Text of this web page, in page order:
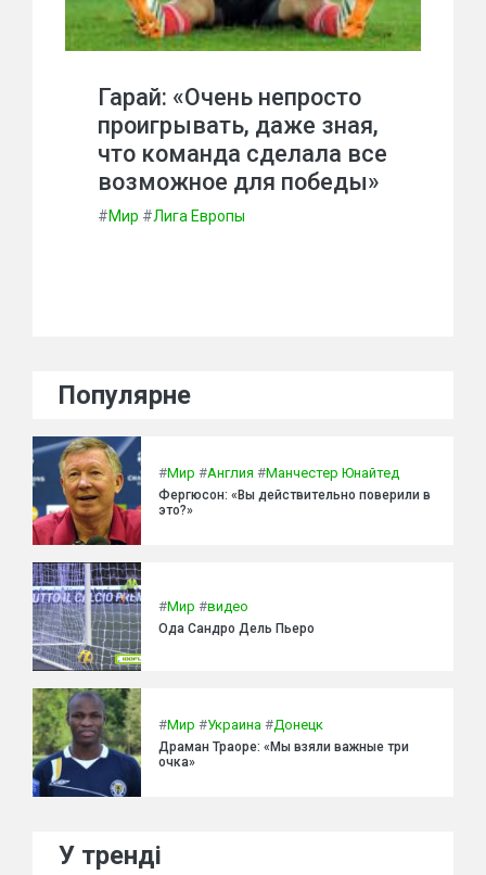
Гарай: «Очень непросто
проигрывать, даже зная,
что команда сделала все
возможное для победы»
#Мир #Лига Европы
Популярне
#Мир #Англия #Манчестер Юнайтед
Фергюсон: «Вы действительно поверили в
это?»
#Мир #видео
Ода Сандро Дель Пьеро
#Мир #Украина #Донецк
Драман Траоре: «Мы взяли важные три
очка»
У тренді